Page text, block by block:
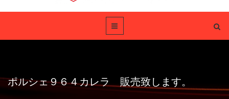
ポルシェ９６４カレラ 販売致します。